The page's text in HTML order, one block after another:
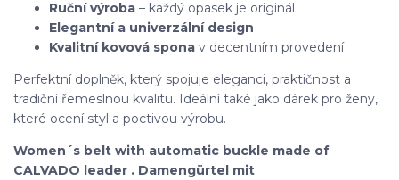
Ruční výroba – každý opasek je originál
Elegantní a univerzální design
Kvalitní kovová spona v decentním provedení
Perfektní doplněk, který spojuje eleganci, praktičnost a
tradiční řemeslnou kvalitu. Ideální také jako dárek pro ženy,
které ocení styl a poctivou výrobu.
Women´s belt with automatic buckle made of
CALVADO leader . Damengürtel mit